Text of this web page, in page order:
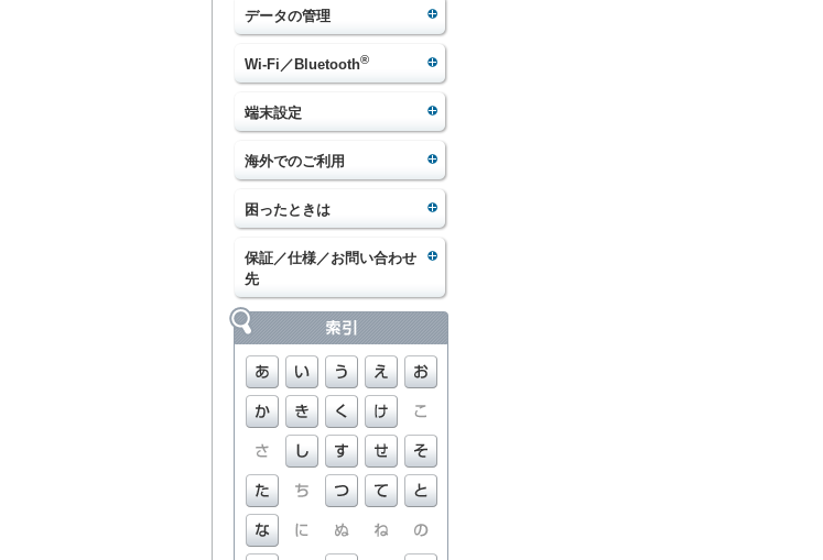
データの管理
Wi-Fi／Bluetooth®
端末設定
海外でのご利用
困ったときは
保証／仕様／お問い合わせ
先